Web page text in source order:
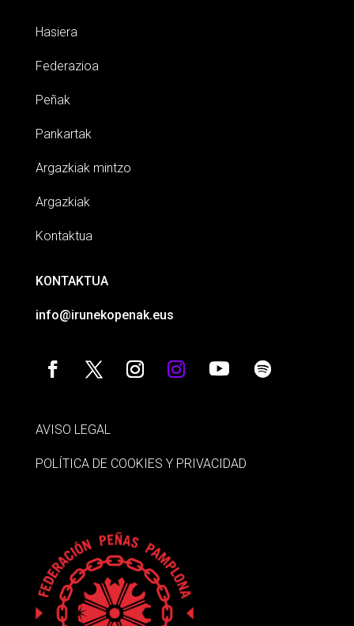
Hasiera
Federazioa
Peñak
Pankartak
Argazkiak mintzo
Argazkiak
Kontaktua
KONTAKTUA
info@irunekopenak.eus
AVISO LEGAL
POLÍTICA DE COOKIES Y PRIVACIDAD